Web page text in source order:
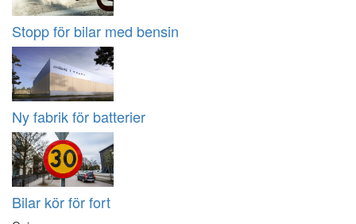
Stopp för bilar med bensin
Ny fabrik för batterier
Bilar kör för fort